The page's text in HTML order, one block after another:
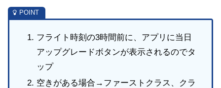
フライト時刻の3時間前に、アプリに当日
アップグレードボタンが表示されるのでタ
ップ
空きがある場合→ファーストクラス、クラ